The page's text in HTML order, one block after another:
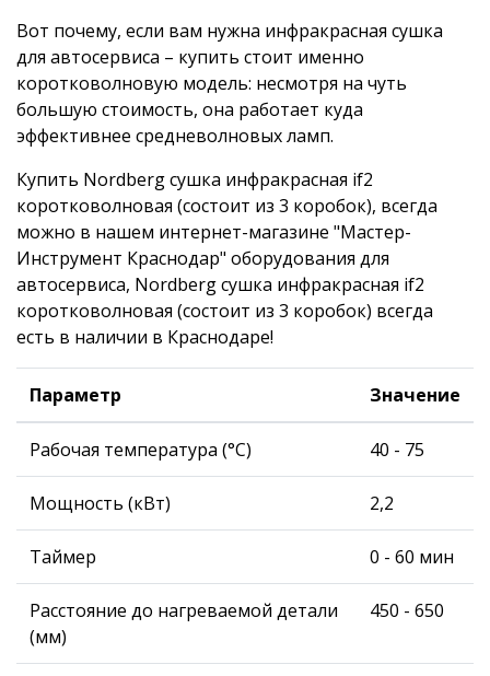
Вот почему, если вам нужна инфракрасная сушка
для автосервиса – купить стоит именно
коротковолновую модель: несмотря на чуть
большую стоимость, она работает куда
эффективнее средневолновых ламп.
Купить Nordberg сушка инфракрасная if2
коротковолновая (состоит из 3 коробок), всегда
можно в нашем интернет-магазине "Мастер-
Инструмент Краснодар" оборудования для
автосервиса, Nordberg сушка инфракрасная if2
коротковолновая (состоит из 3 коробок) всегда
есть в наличии в Краснодаре!
Параметр Значение
Рабочая температура (°С) 40 - 75
Мощность (кВт) 2,2
Таймер 0 - 60 мин
Расстояние до нагреваемой детали
(мм)
450 - 650